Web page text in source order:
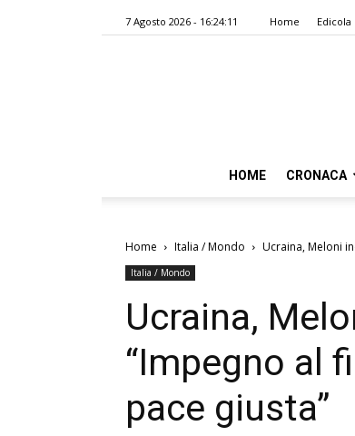
7 Agosto 2026 - 16:24:11 Home Edicola
HOME CRONACA
Home Italia / Mondo Ucraina, Meloni
Italia / Mondo
Ucraina,
“Impegno al
pace giusta”